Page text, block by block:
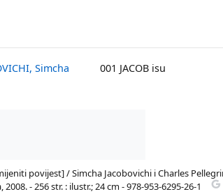
Simcha 001 JACOB isu
povijest] / Simcha Jacobovichi i Charles
- 256 str. : ilustr.; 24 cm - 978-953-6295-26-1